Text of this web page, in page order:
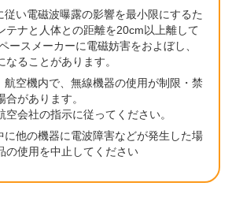
従い電磁波曝露の影響を最小限にするた
テナと人体との距離を20cm以上離して
ースメーカーに電磁妨害をおよぼし、
なることがあります。
航空機内で、無線機器の使用が制限・禁
合があります。
空会社の指示に従ってください。
に他の機器に電波障害などが発生した場
の使用を中止してください